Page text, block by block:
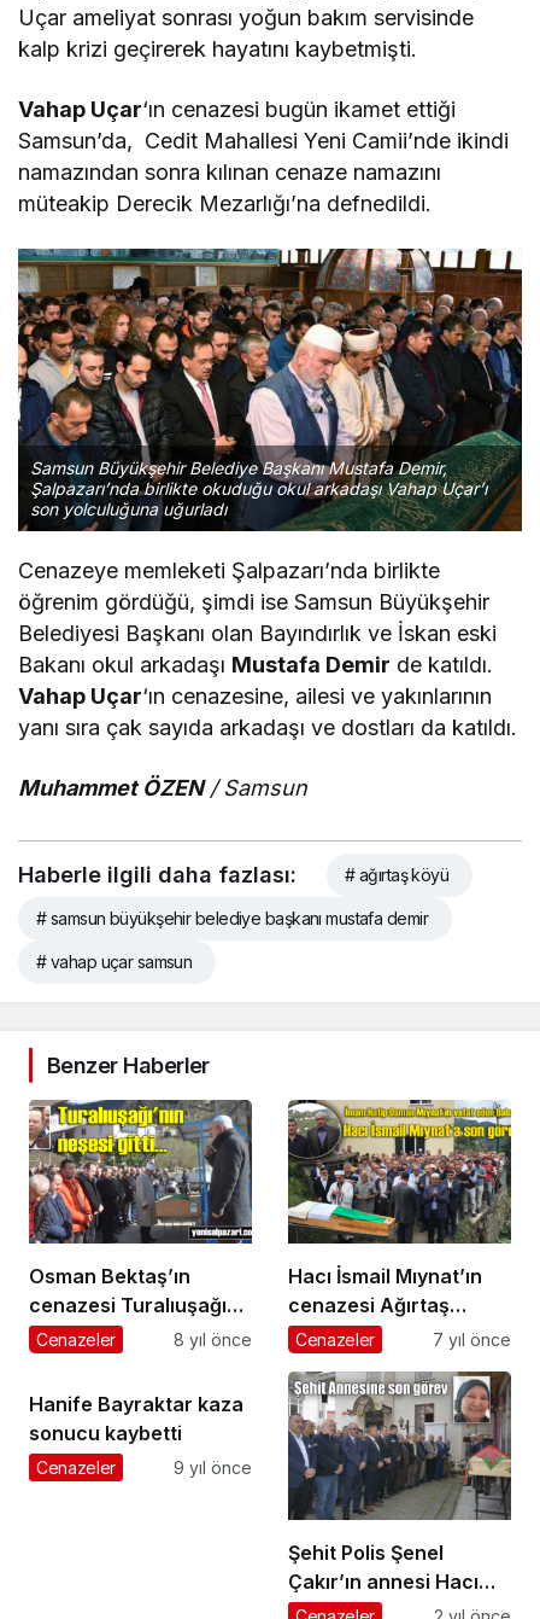
Uçar ameliyat sonrası yoğun bakım servisinde
kalp krizi geçirerek hayatını kaybetmişti.
Vahap Uçar‘ın cenazesi bugün ikamet ettiği
Samsun’da, Cedit Mahallesi Yeni Camii’nde ikindi
namazından sonra kılınan cenaze namazını
müteakip Derecik Mezarlığı’na defnedildi.
Samsun Büyükşehir Belediye Başkanı Mustafa Demir,
Şalpazarı’nda birlikte okuduğu okul arkadaşı Vahap Uçar’ı
son yolculuğuna uğurladı
Cenazeye memleketi Şalpazarı’nda birlikte
öğrenim gördüğü, şimdi ise Samsun Büyükşehir
Belediyesi Başkanı olan Bayındırlık ve İskan eski
Bakanı okul arkadaşı Mustafa Demir de katıldı.
Vahap Uçar‘ın cenazesine, ailesi ve yakınlarının
yanı sıra çak sayıda arkadaşı ve dostları da katıldı.
Muhammet ÖZEN/ Samsun
Haberle ilgili daha fazlası: # ağırtaş köyü
# samsun büyükşehir belediye başkanı mustafa demir
# vahap uçar samsun
Benzer Haberler
Osman Bektaş’ın
cenazesi Turalıuşağı
Mahallesi’nde toprağa
Cenazeler 8 yıl önce
Hacı İsmail Mıynat’ın
cenazesi Ağırtaş
Mahallesi’nde toprağa
Cenazeler 7 yıl önce
Hanife Bayraktar kaza
sonucu kaybetti
Cenazeler 9 yıl önce
Şehit Polis Şenel
Çakır’ın annesi Hacı
Nadiye Çakır’a son